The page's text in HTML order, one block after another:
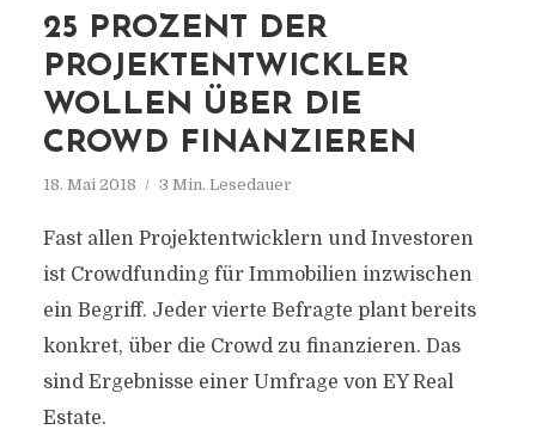
25 PROZENT DER
PROJEKTENTWICKLER
WOLLEN ÜBER DIE
CROWD FINANZIEREN
18. Mai 2018 3 Min. Lesedauer
Fast allen Projektentwicklern und Investoren
ist Crowdfunding für Immobilien inzwischen
ein Begriff. Jeder vierte Befragte plant bereits
konkret, über die Crowd zu finanzieren. Das
sind Ergebnisse einer Umfrage von EY Real
Estate.